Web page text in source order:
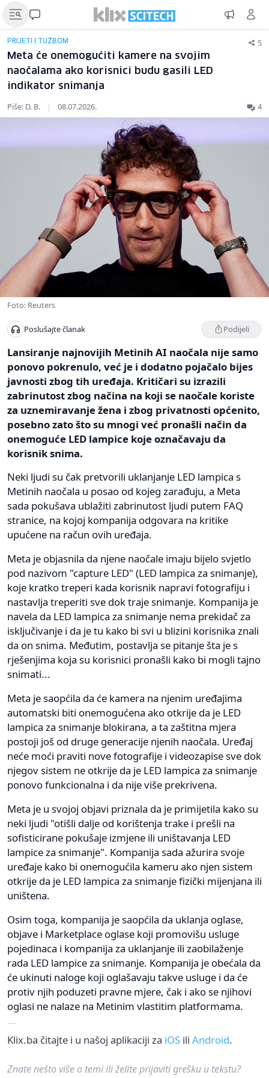
PRIJETI I TUŽBOM 5
Meta će onemogućiti kamere na svojim
naočalama ako korisnici budu gasili LED
indikator snimanja
Piše: D. B. | 08.07.2026. 4
Foto: Reuters
Poslušajte članak Podijeli
Lansiranje najnovijih Metinih AI naočala nije samo
ponovo pokrenulo, već je i dodatno pojačalo bijes
javnosti zbog tih uređaja. Kritičari su izrazili
zabrinutost zbog načina na koji se naočale koriste
za uznemiravanje žena i zbog privatnosti općenito,
posebno zato što su mnogi već pronašli način da
onemoguće LED lampice koje označavaju da
korisnik snima.
Neki ljudi su čak pretvorili uklanjanje LED lampica s
Metinih naočala u posao od kojeg zarađuju, a Meta
sada pokušava ublažiti zabrinutost ljudi putem FAQ
stranice, na kojoj kompanija odgovara na kritike
upućene na račun ovih uređaja.
Meta je objasnila da njene naočale imaju bijelo svjetlo
pod nazivom "capture LED" (LED lampica za snimanje),
koje kratko treperi kada korisnik napravi fotografiju i
nastavlja treperiti sve dok traje snimanje. Kompanija je
navela da LED lampica za snimanje nema prekidač za
isključivanje i da je tu kako bi svi u blizini korisnika znali
da on snima. Međutim, postavlja se pitanje šta je s
rješenjima koja su korisnici pronašli kako bi mogli tajno
snimati...
Meta je saopćila da će kamera na njenim uređajima
automatski biti onemogućena ako otkrije da je LED
lampica za snimanje blokirana, a ta zaštitna mjera
postoji još od druge generacije njenih naočala. Uređaj
neće moći praviti nove fotografije i videozapise sve dok
njegov sistem ne otkrije da je LED lampica za snimanje
ponovo funkcionalna i da nije više prekrivena.
Meta je u svojoj objavi priznala da je primijetila kako su
neki ljudi "otišli dalje od korištenja trake i prešli na
sofisticirane pokušaje izmjene ili uništavanja LED
lampice za snimanje". Kompanija sada ažurira svoje
uređaje kako bi onemogućila kameru ako njen sistem
otkrije da je LED lampica za snimanje fizički mijenjana ili
uništena.
Osim toga, kompanija je saopćila da uklanja oglase,
objave i Marketplace oglase koji promovišu usluge
pojedinaca i kompanija za uklanjanje ili zaobilaženje
rada LED lampice za snimanje. Kompanija je obećala da
će ukinuti naloge koji oglašavaju takve usluge i da će
protiv njih poduzeti pravne mjere, čak i ako se njihovi
oglasi ne nalaze na Metinim vlastitim platformama.
Klix.ba čitajte i u našoj aplikaciji za iOS ili Android.
Znate nešto više o temi ili želite prijaviti grešku u tekstu?